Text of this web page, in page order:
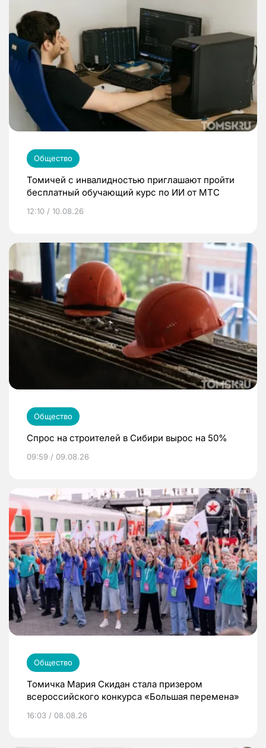
Общество
Томичей с инвалидностью приглашают пройти
бесплатный обучающий курс по ИИ от МТС
12:10 / 10.08.26
Общество
Спрос на строителей в Сибири вырос на 50%
09:59 / 09.08.26
Общество
Томичка Мария Скидан стала призером
всероссийского конкурса «Большая перемена»
16:03 / 08.08.26